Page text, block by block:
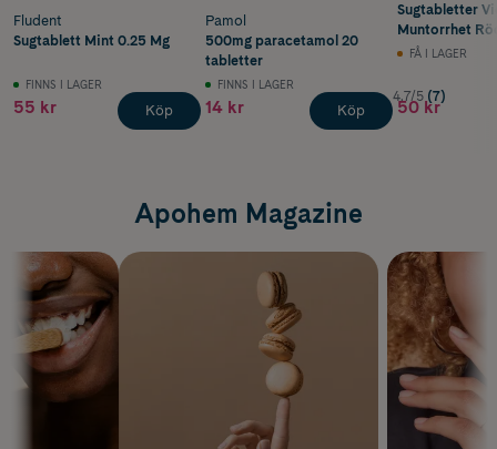
Fludent
Sugtablett Mint 0.25 Mg
FINNS I LAGER
55 kr Köp
Pamol
500mg paracetamol 20
tabletter
FINNS I LAGER
14 kr Köp
Sugtabletter
Muntorrhet
FÅ I LAGER
4.7/5 (7)
50 kr
Apohem Magazine